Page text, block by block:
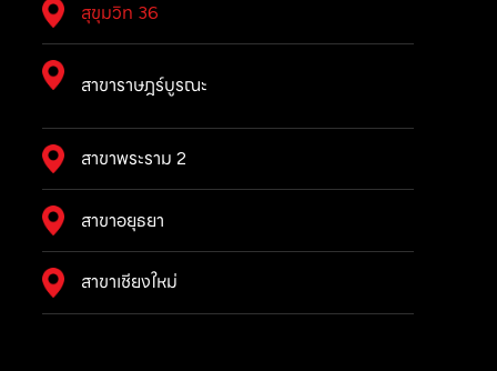
สุขุมวิท 36
สาขาราษฎร์บูรณะ
สาขาพระราม 2
สาขาอยุธยา
สาขาเชียงใหม่